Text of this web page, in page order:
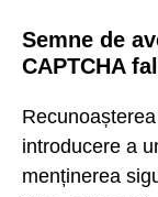
Semne de
CAPTCHA
introducere a
menținerea